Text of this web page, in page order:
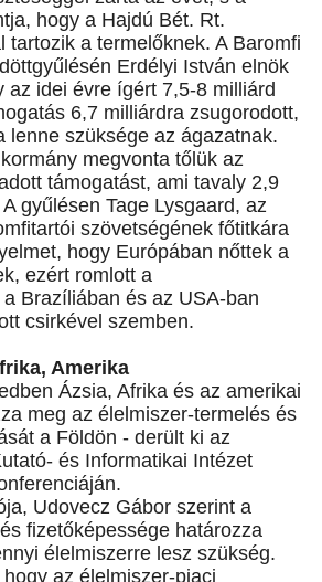
hogy a Hajdú Bét. Rt.
tartozik a termelőknek. A Baromfi
Erdélyi István elnök
az idei évre ígért 7,5-8 milliárd
6,7 milliárdra zsugorodott,
lenne szüksége az ágazatnak.
megvonta tőlük az
támogatást, ami tavaly 2,9
gyűlésen Tage Lysgaard, az
szövetségének főtitkára
hogy Európában nőttek a
ezért romlott a
Brazíliában és az USA-ban
csirkével szemben.
Amerika
Ázsia, Afrika és az amerikai
meg az élelmiszer-termelés és
a Földön - derült ki az
és Informatikai Intézet
Udovecz Gábor szerint a
fizetőképessége határozza
élelmiszerre lesz szükség.
az élelmiszer-piaci